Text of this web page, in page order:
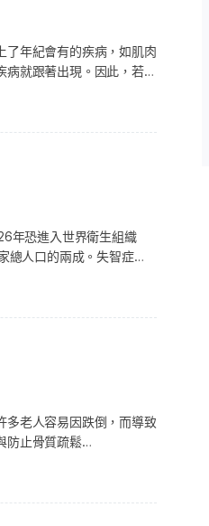
天才是人所追求的自由生
一個說走就走的旅行。
聊八卦。 退縮者
找出退休後的新人生；
退休壓力反更
Society, 簡稱
人與工作的感情，以及經
上老化的負面影響，都會
的最主要原因，它甚至會
要注意，均衡飲食和規律
工作狂以及視工作如同自
夾雜著沮喪和自相矛盾的心
。漸漸的，我們會愕然意
要如何運用，有的人甚至
肉流失得會更快。而當人
罹患肌少症，可尋求專業
是老年人營養不良時，肌
容易營養不良。 吃太
致肌肉量下降。通常睪固
factor, IGF-1)這2種荷爾
使用肌肉，它就會漸漸萎
Training)不僅可以改善肌
都有益。根據美國疾病管
最好請教專業健身教練在旁
克的蛋白質。優質的蛋
維持正常的肌肉量。根據
IOF)的建議，每天每位
了年紀會有的疾病，如肌肉
就跟著出現。因此，若您
心理壓力，更可以促進家
年長者，陪伴他們一起與
的老人去看醫師，不僅可
身體檢查，或是查詢病
的一切。請誠實以對，因
可以建議您的長輩做一些
及效率。做凱格爾運動可
所的時間間隔，這有助於
地請他去上廁所。 4. 改
一起給予他適當的協助，幫
，請諮詢您的醫師，以
年恐進入世界衛生組織
總人口的兩成。失智症
海默症(Alzheimer’s
防及降低阿茲海默症罹
球失智症總人數將高達1
Association，簡稱
政府及民間應當提早為阿
地運動 運動能治百病，
步，讓自己有動力堅持下
多老人容易因跌倒，而導致
防止骨質疏鬆
下帶您一起認識什麼是
骨頭的最好運動 大家俗稱
里大學(University of